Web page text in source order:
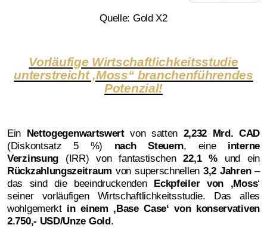
Quelle: Gold X2
Vorläufige Wirtschaftlichkeitsstudie
unterstreicht ‚Moss‘‘ branchenführendes
Potenzial!
Ein Nettogegenwartswertvon satten 2,232 Mrd. CAD
(Diskontsatz 5 %) nach Steuern, eine interne
Verzinsung (IRR) von fantastischen22,1 %und ein
Rückzahlungszeitraum von superschnellen 3,2 Jahren–
das sind die beeindruckenden Eckpfeiler von ‚Moss‘
seiner vorläufigen Wirtschaftlichkeitsstudie. Das alles
wohlgemerkt in einem ‚Base Case‘ von konservativen
2.750,- USD/Unze Gold.